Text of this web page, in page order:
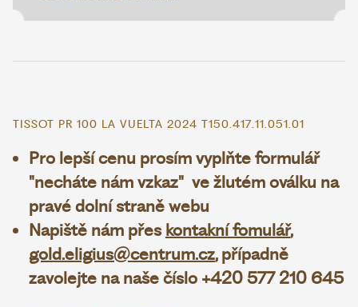
TISSOT PR 100 LA VUELTA 2024 T150.417.11.051.01
Pro lepší cenu prosím vyplňte formulář
"necháte nám vzkaz" ve žlutém oválku na
pravé dolní straně webu
Napiště nám přes kontakní fomulář,
gold.eligius@centrum.cz, případně
zavolejte na naše číslo +420 577 210 645